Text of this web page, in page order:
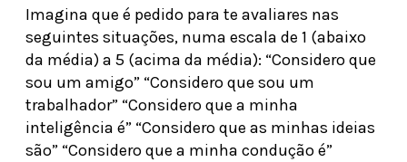
Imagina que é pedido para te avaliares nas
seguintes situações, numa escala de 1 (abaixo
da média) a 5 (acima da média): “Considero que
sou um amigo” “Considero que sou um
trabalhador” “Considero que a minha
inteligência é” “Considero que as minhas ideias
são” “Considero que a minha condução é”